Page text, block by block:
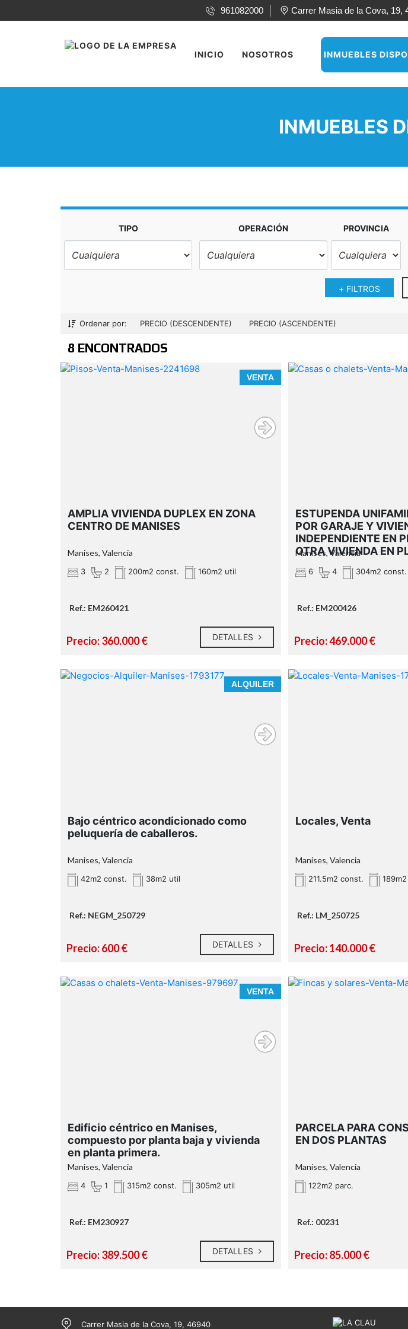
961082000 Carrer Masia de la Cova, 19,
INICIO NOSOTROS INMUEBLES
INMUEBLES
TIPO OPERACIÓN PROVINCIA
+ FILTROS
Ordenar por: PRECIO (DESCENDENTE) PRECIO (ASCENDENTE)
8 ENCONTRADOS
VENTA
AMPLIA VIVIENDA DUPLEX EN ZONA
CENTRO DE MANISES
Manises, Valencia
3 2 200m2 const. 160m2 util
Ref.: EM260421
Precio: 360.000 € DETALLES
ESTUPENDA
POR GARAJE Y
INDEPENDIENTE EN
OTRA VIVIENDA EN
Manises, Valencia
6 4 304m2 const.
Ref.: EM200426
Precio: 469.000 €
ALQUILER
Bajo céntrico acondicionado como
peluquería de caballeros.
Manises, Valencia
42m2 const. 38m2 util
Ref.: NEGM_250729
Precio: 600 € DETALLES
Locales, Venta
Manises, Valencia
211.5m2 const.
Ref.: LM_250725
Precio: 140.000 €
VENTA
Edificio céntrico en Manises,
compuesto por planta baja y vivienda
en planta primera.
Manises, Valencia
4 1 315m2 const. 305m2 util
Ref.: EM230927
Precio: 389.500 € DETALLES
PARCELA PARA
EN DOS PLANTAS
Manises, Valencia
122m2 parc.
Ref.: 00231
Precio: 85.000 €
Carrer Masia de la Cova, 19, 46940